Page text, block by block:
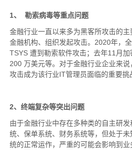
1、
勒索病毒等重点问题
金融行业一直以来多为黑客所攻击的
金融机构、组织发起攻击。 2020年，
TSYS 遭到勒索软件攻击；去年11 月
200 万美元等。对于金融行业企业来
攻击成为该行业IT管理员面临的重要挑
2、终端复杂等突出问题
由于金融行业中存在多种类的自主研
统、保单系统、财务系统等，但处于
统的正常运作，严重的可能会影响到